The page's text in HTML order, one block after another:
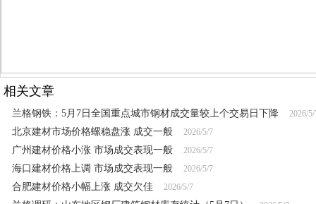
相关文章
兰格钢铁：5月7日全国重点城市钢材成交量较上个交易日下降 2026/
北京建材市场价格螺稳盘涨 成交一般 2026/5/7
广州建材价格小涨 市场成交表现一般 2026/5/7
海口建材价格上调 市场成交表现一般 2026/5/7
合肥建材价格小幅上涨 成交欠佳 2026/5/7